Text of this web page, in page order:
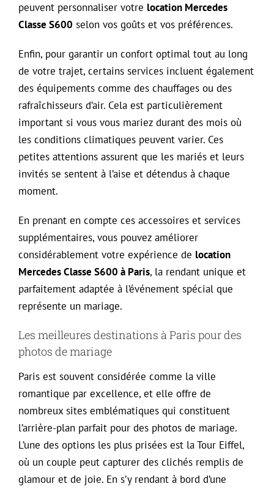
peuvent personnaliser votre location Mercedes
Classe S600 selon vos goûts et vos préférences.
Enfin, pour garantir un confort optimal tout au long
de votre trajet, certains services incluent également
des équipements comme des chauffages ou des
rafraîchisseurs d’air. Cela est particulièrement
important si vous vous mariez durant des mois où
les conditions climatiques peuvent varier. Ces
petites attentions assurent que les mariés et leurs
invités se sentent à l’aise et détendus à chaque
moment.
En prenant en compte ces accessoires et services
supplémentaires, vous pouvez améliorer
considérablement votre expérience de location
Mercedes Classe S600 à Paris, la rendant unique et
parfaitement adaptée à l’événement spécial que
représente un mariage.
Les meilleures destinations à Paris pour des
photos de mariage
Paris est souvent considérée comme la ville
romantique par excellence, et elle offre de
nombreux sites emblématiques qui constituent
l’arrière-plan parfait pour des photos de mariage.
L’une des options les plus prisées est la Tour Eiffel,
où un couple peut capturer des clichés remplis de
glamour et de joie. En s’y rendant à bord d’une